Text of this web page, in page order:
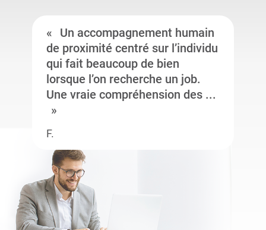
Un accompagnement humain
de proximité centré sur l’individu
qui fait beaucoup de bien
lorsque l’on recherche un job.
Une vraie compréhension des ...
F.